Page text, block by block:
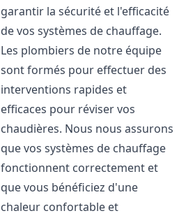
garantir la sécurité et l'efficacité
de vos systèmes de chauffage.
Les plombiers de notre équipe
sont formés pour effectuer des
interventions rapides et
efficaces pour réviser vos
chaudières. Nous nous assurons
que vos systèmes de chauffage
fonctionnent correctement et
que vous bénéficiez d'une
chaleur confortable et